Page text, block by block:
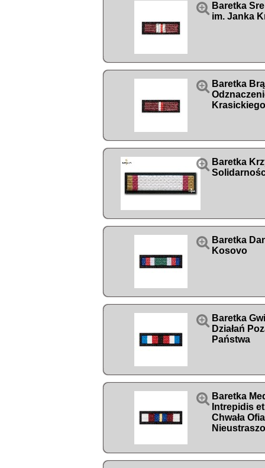
 Baretka
im. Janka
 Baretka
Krasickiego
 Baretka
 Baretka
Kosovo
 Baretka
Działań
Państwa
 Baretka
Intrepidis
Chwała